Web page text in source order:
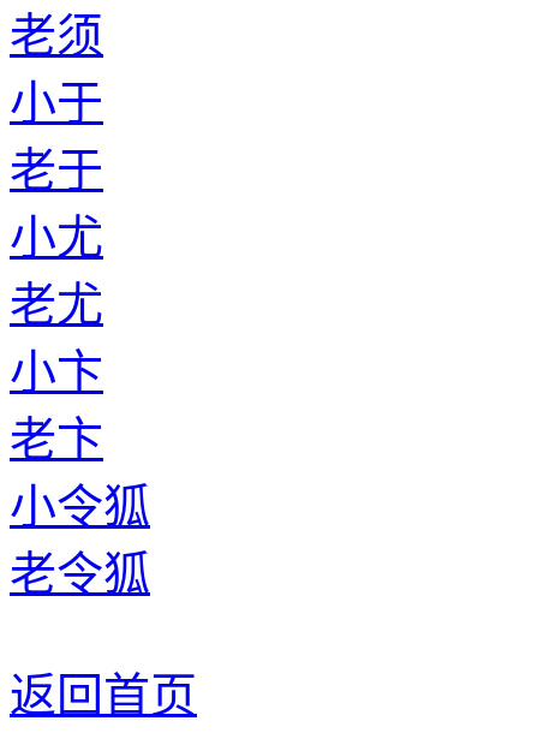
老须
小于
老于
小尤
老尤
小卞
老卞
小令狐
老令狐
返回首页